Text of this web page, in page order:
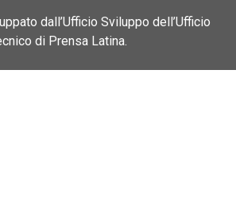
dall’Ufficio Sviluppo dell’Ufficio
di Prensa Latina.